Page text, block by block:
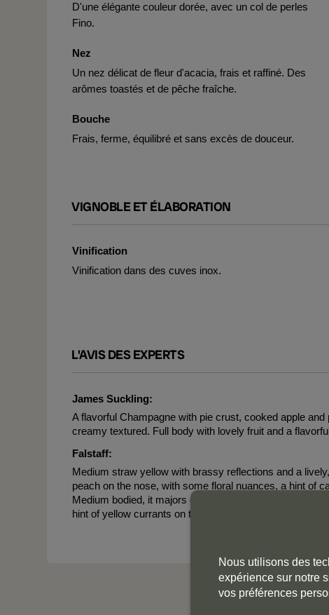
D'une élégante couleur dorée, avec un col de perles
Fino.
Nez
Un nez délicat de fleur d'acacia, frais et raffiné. Des
arômes toastés et de pêche fraîche.
Bouche
Frais, ferme, équilibré et sans excès de douceur.
VIGNOBLE ET ÉLABORATION
Vinification
Vinification dans des cuves inox.
L'AVIS DES EXPERTS
James Suckling:
A flavorful Champagne with pie crust, cooked apple
creamy textured. Full body with lovely fruit and a
Falstaff:
Medium straw yellow with brassy reflections and a
peach on the nose, with some floral nuances, a hint of
Medium bodied, it majors on yellow pears and subtle
hint of yellow currants on the finish.
Nous utilisons des
expérience sur notre
vos préférences